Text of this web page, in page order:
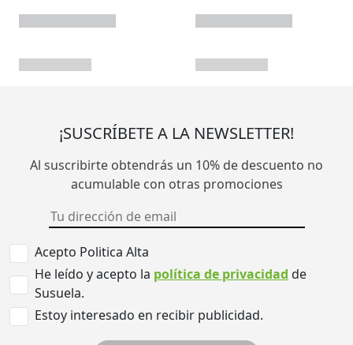
¡SUSCRÍBETE A LA NEWSLETTER!
Al suscribirte obtendrás un 10% de descuento no
acumulable con otras promociones
Acepto Politica Alta
He leído y acepto la política de privacidad de
Susuela.
Estoy interesado en recibir publicidad.